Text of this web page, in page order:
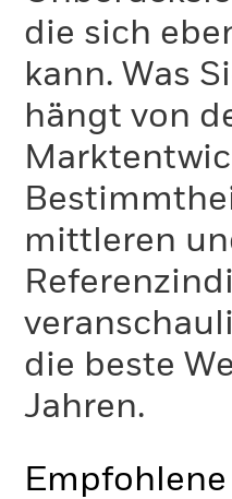
die sich
kann. Was
hängt von
mittleren
die beste
Jahren.